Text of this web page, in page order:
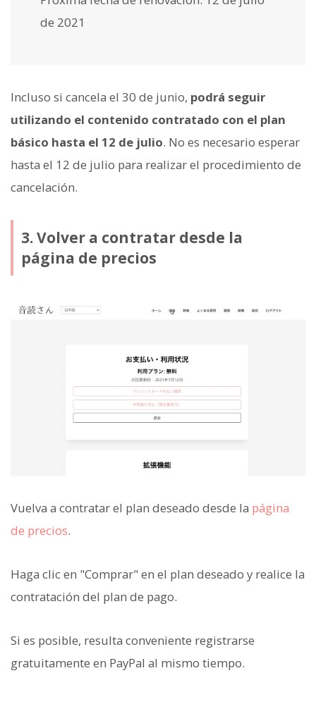
de 2021
Incluso si cancela el 30 de junio, podrá seguir
utilizando el contenido contratado con el plan
básico hasta el 12 de julio. No es necesario esperar
hasta el 12 de julio para realizar el procedimiento de
cancelación.
3. Volver a contratar desde la
página de precios
Vuelva a contratar el plan deseado desde la página
de precios.
Haga clic en "Comprar" en el plan deseado y realice la
contratación del plan de pago.
Si es posible, resulta conveniente registrarse
gratuitamente en PayPal al mismo tiempo.